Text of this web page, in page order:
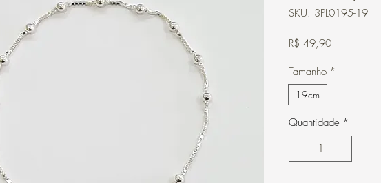
SKU: 3PL0195-19
R$ 49,90Preço
Tamanho *
19cm
Quantidade *